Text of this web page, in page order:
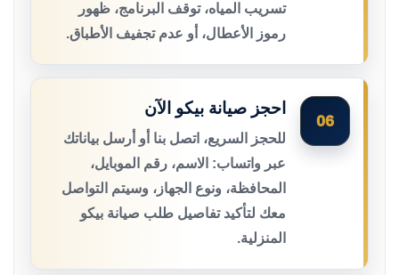
تسريب المياه، توقف البرنامج، ظهور
رموز الأعطال، أو عدم تجفيف الأطباق.
06
احجز صيانة بيكو الآن
للحجز السريع، اتصل بنا أو أرسل بياناتك
عبر واتساب: الاسم، رقم الموبايل،
المحافظة، ونوع الجهاز، وسيتم التواصل
معك لتأكيد تفاصيل طلب صيانة بيكو
المنزلية.